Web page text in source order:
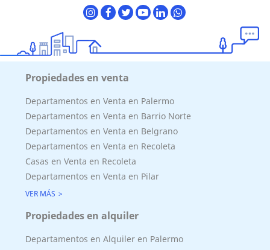
Propiedades en venta
Departamentos en Venta en Palermo
Departamentos en Venta en Barrio Norte
Departamentos en Venta en Belgrano
Departamentos en Venta en Recoleta
Casas en Venta en Recoleta
Departamentos en Venta en Pilar
VER MÁS
Propiedades en alquiler
Departamentos en Alquiler en Palermo